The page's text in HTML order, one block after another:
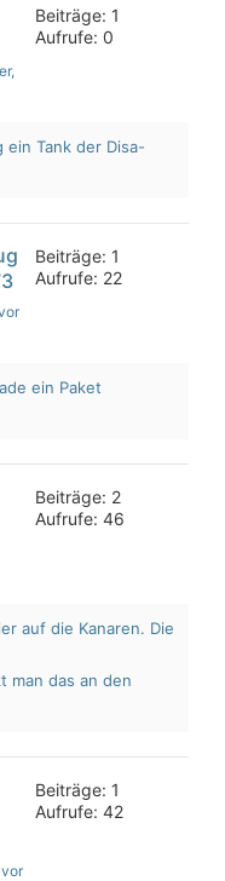
,
Beiträge: 1
Aufrufe: 0
Tank der Disa-
Beiträge: 1
Aufrufe: 22
ein Paket
Beiträge: 2
Aufrufe: 46
auf die Kanaren. Die
man das an den
vor
Beiträge: 1
Aufrufe: 42